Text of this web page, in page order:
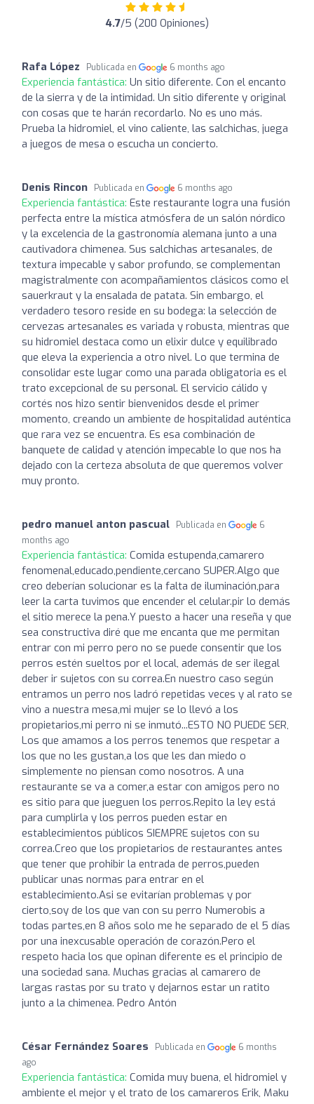
4.7/5 (200 Opiniones)
Rafa López Publicada en 6 months ago
Experiencia fantástica: Un sitio diferente. Con el encanto
de la sierra y de la intimidad. Un sitio diferente y original
con cosas que te harán recordarlo. No es uno más.
Prueba la hidromiel, el vino caliente, las salchichas, juega
a juegos de mesa o escucha un concierto.
Denis Rincon Publicada en 6 months ago
Experiencia fantástica: Este restaurante logra una fusión
perfecta entre la mística atmósfera de un salón nórdico
y la excelencia de la gastronomía alemana junto a una
cautivadora chimenea. Sus salchichas artesanales, de
textura impecable y sabor profundo, se complementan
magistralmente con acompañamientos clásicos como el
sauerkraut y la ensalada de patata. Sin embargo, el
verdadero tesoro reside en su bodega: la selección de
cervezas artesanales es variada y robusta, mientras que
su hidromiel destaca como un elixir dulce y equilibrado
que eleva la experiencia a otro nivel. Lo que termina de
consolidar este lugar como una parada obligatoria es el
trato excepcional de su personal. El servicio cálido y
cortés nos hizo sentir bienvenidos desde el primer
momento, creando un ambiente de hospitalidad auténtica
que rara vez se encuentra. Es esa combinación de
banquete de calidad y atención impecable lo que nos ha
dejado con la certeza absoluta de que queremos volver
muy pronto.
pedro manuel anton pascual Publicada en
6
months ago
Experiencia fantástica: Comida estupenda,camarero
fenomenal,educado,pendiente,cercano SUPER.Algo que
creo deberían solucionar es la falta de iluminación,para
leer la carta tuvimos que encender el celular.pir lo demás
el sitio merece la pena.Y puesto a hacer una reseña y que
sea constructiva diré que me encanta que me permitan
entrar con mi perro pero no se puede consentir que los
perros estén sueltos por el local, además de ser ilegal
deber ir sujetos con su correa.En nuestro caso según
entramos un perro nos ladró repetidas veces y al rato se
vino a nuestra mesa,mi mujer se lo llevó a los
propietarios,mi perro ni se inmutó...ESTO NO PUEDE SER,
Los que amamos a los perros tenemos que respetar a
los que no les gustan,a los que les dan miedo o
simplemente no piensan como nosotros. A una
restaurante se va a comer,a estar con amigos pero no
es sitio para que jueguen los perros.Repito la ley está
para cumplirla y los perros pueden estar en
establecimientos públicos SIEMPRE sujetos con su
correa.Creo que los propietarios de restaurantes antes
que tener que prohibir la entrada de perros,pueden
publicar unas normas para entrar en el
establecimiento.Asi se evitarían problemas y por
cierto,soy de los que van con su perro Numerobis a
todas partes,en 8 años solo me he separado de el 5 días
por una inexcusable operación de corazón.Pero el
respeto hacia los que opinan diferente es el principio de
una sociedad sana. Muchas gracias al camarero de
largas rastas por su trato y dejarnos estar un ratito
junto a la chimenea. Pedro Antón
César Fernández Soares Publicada en
6 months
ago
Experiencia fantástica: Comida muy buena, el hidromiel y
ambiente el mejor y el trato de los camareros Erik, Maku